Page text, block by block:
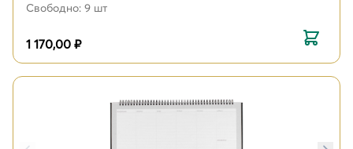
Свободно: 9 шт
1 170,00 ₽